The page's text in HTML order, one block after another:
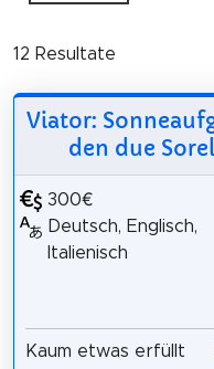
12 Resultate
Viator:
den due
300€
Deutsch, Englisch,
Italienisch
Kaum etwas erfüllt